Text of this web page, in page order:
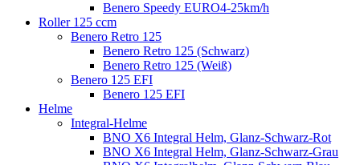
Benero Speedy EURO4-25km/h
Roller 125 ccm
Benero Retro 125
Benero Retro 125 (Schwarz)
Benero Retro 125 (Weiß)
Benero 125 EFI
Benero 125 EFI
Helme
Integral-Helme
BNO X6 Integral Helm, Glanz-Schwarz-Rot
BNO X6 Integral Helm, Glanz-Schwarz-Grau